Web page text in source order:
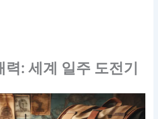
력: 세계 일주 도전기